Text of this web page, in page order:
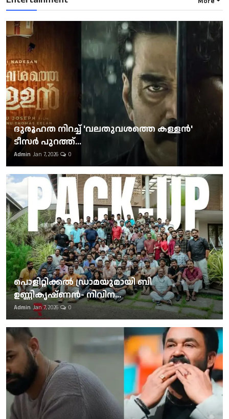
ദുരൂഹത നിറച്ച് 'വലതുവശത്തെ കള്ളന്‍'
ടീസര്‍ പുറത്ത്...
Admin Jan 7, 2026 0
പൊളിറ്റിക്കല്‍ ഡ്രാമയുമായി ബി
ഉണ്ണികൃഷ്ണന്‍- നിവിന...
Admin Jan 7, 2026 0